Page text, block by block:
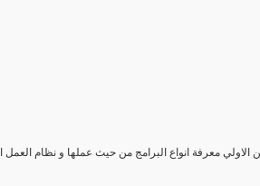
الاولي معرفة انواع البرامج من حيث عملها و نظام